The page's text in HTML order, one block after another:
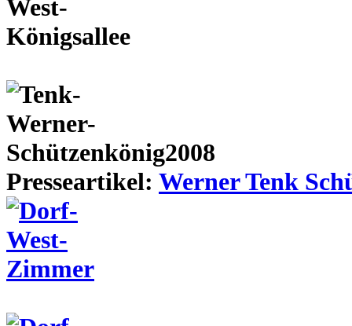
Presseartikel: Werner Tenk